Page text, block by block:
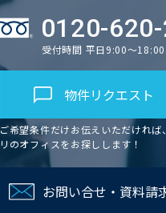
0120-
受付時間 平日9:00～18:00
物件リクエスト
ご希望条件だけお伝えいただければ
リのオフィスをお探しします！
お問い合せ・資料請